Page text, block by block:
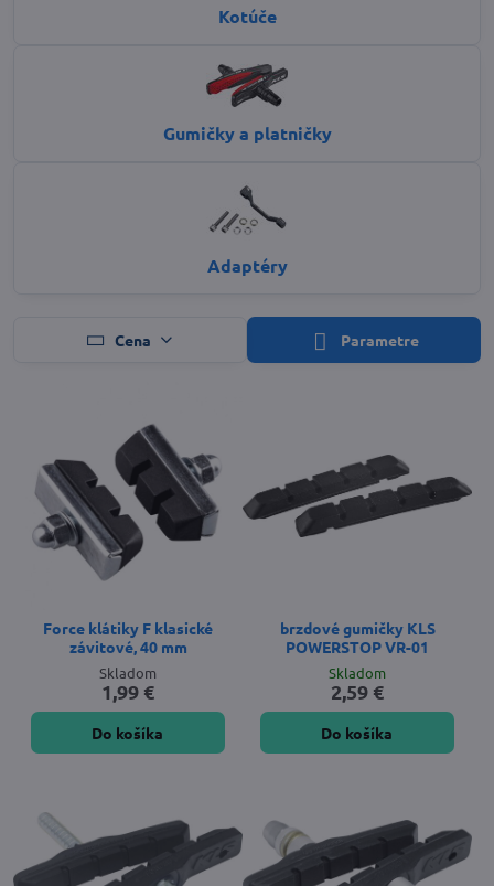
Kotúče
Gumičky a platničky
Adaptéry
Cena Parametre
Force klátiky F klasické
závitové, 40 mm
Skladom
1,99 €
Do košíka
brzdové gumičky KLS
POWERSTOP VR-01
Skladom
2,59 €
Do košíka